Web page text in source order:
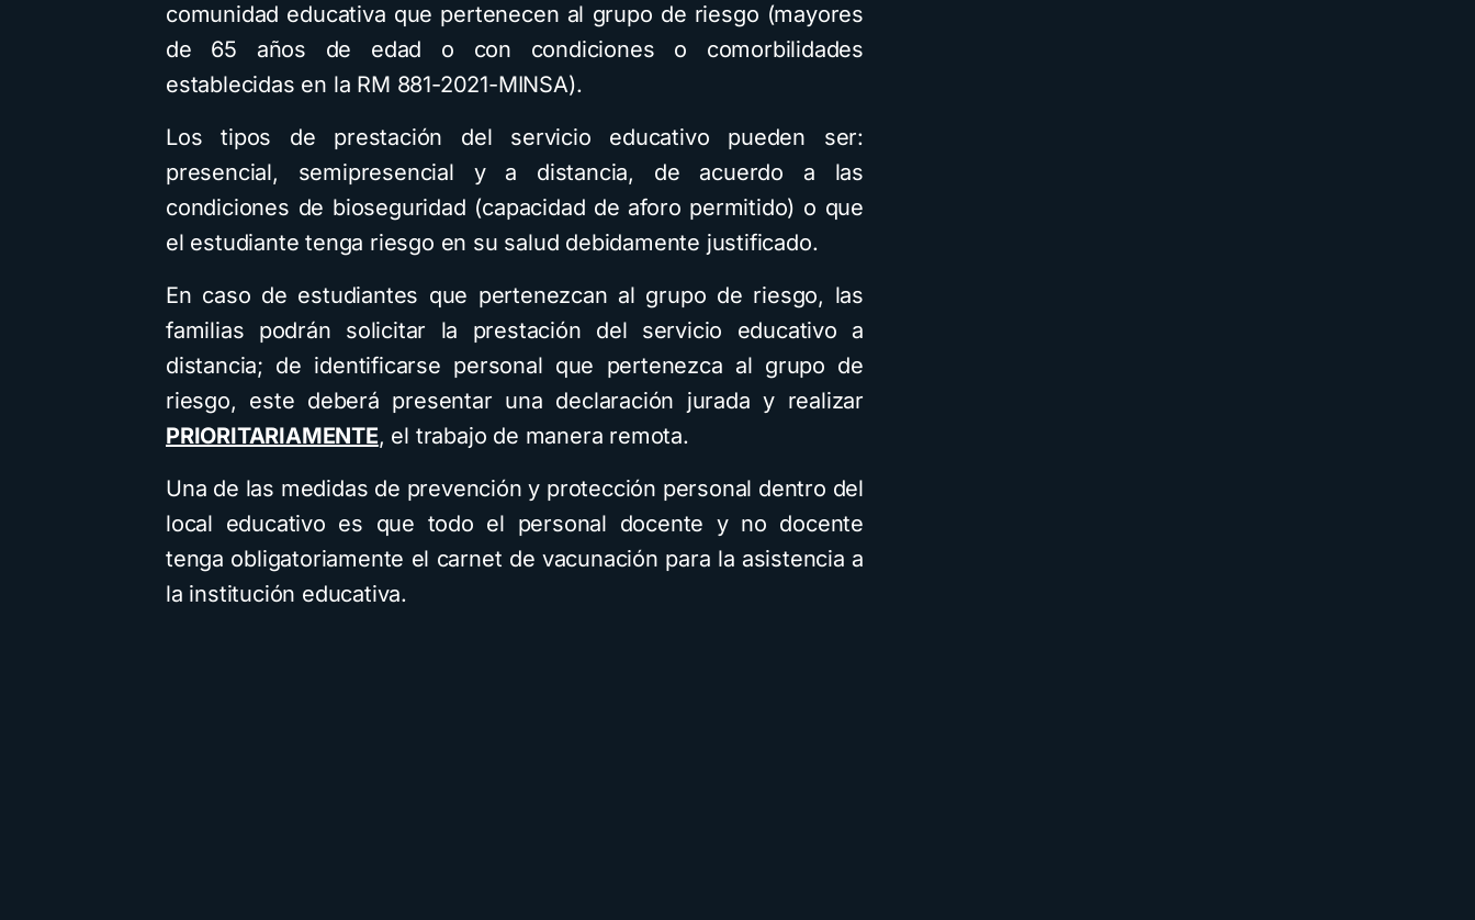
comunidad educativa que pertenecen al grupo de riesgo (mayores
de 65 años de edad o con condiciones o comorbilidades
establecidas en la RM 881-2021-MINSA).
Los tipos de prestación del servicio educativo pueden ser:
presencial, semipresencial y a distancia, de acuerdo a las
condiciones de bioseguridad (capacidad de aforo permitido) o que
el estudiante tenga riesgo en su salud debidamente justificado.
En caso de estudiantes que pertenezcan al grupo de riesgo, las
familias podrán solicitar la prestación del servicio educativo a
distancia; de identificarse personal que pertenezca al grupo de
riesgo, este deberá presentar una declaración jurada y realizar
PRIORITARIAMENTE, el trabajo de manera remota.
Una de las medidas de prevención y protección personal dentro del
local educativo es que todo el personal docente y no docente
tenga obligatoriamente el carnet de vacunación para la asistencia a
la institución educativa.